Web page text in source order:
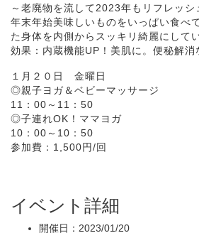
～老廃物を流して2023年もリフレッシ
年末年始美味しいものをいっぱい食べ
た身体を内側からスッキリ綺麗にして
効果：内蔵機能UP！美肌に。便秘解消
１月２０日 金曜日
◎親子ヨガ＆ベビーマッサージ
11：00～11：50
◎子連れOK！ママヨガ
10：00～10：50
参加費：1,500円/回
イベント詳細
開催日：2023/01/20